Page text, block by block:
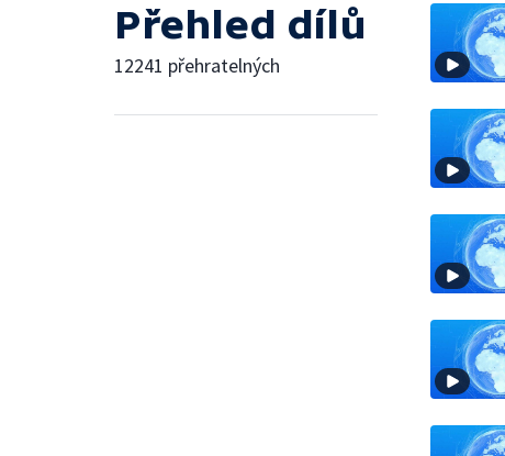
Přehled dílů
12241 přehratelných